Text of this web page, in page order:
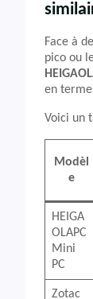
Face à
pico ou
en
Voici un
Modèl
e
HEIGA
OLAPC
Mini
PC
Zotac